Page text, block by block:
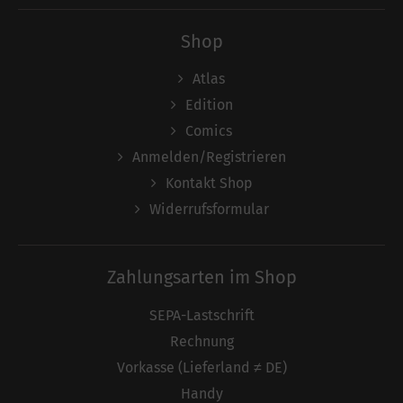
Shop
Atlas
Edition
Comics
Anmelden/Registrieren
Kontakt Shop
Widerrufsformular
Zahlungsarten im Shop
SEPA-Lastschrift
Rechnung
Vorkasse (Lieferland ≠ DE)
Handy